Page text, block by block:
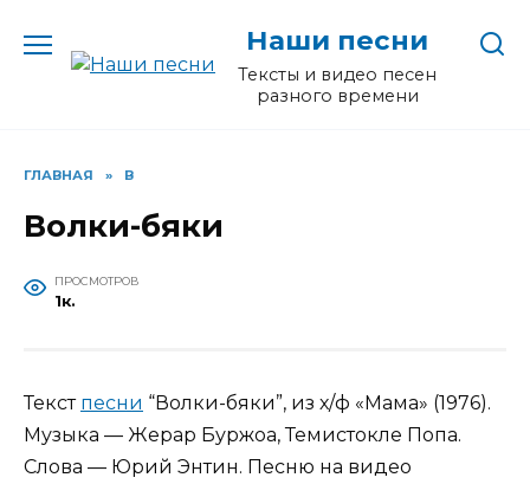
содержанию
Наши песни
Тексты и видео песен
разного времени
ГЛАВНАЯ » В
Волки-бяки
ПРОСМОТРОВ
1к.
Текст песни “Волки-бяки”, из х/ф «Мама» (1976).
Музыка — Жерар Буржоа, Темистокле Попа.
Слова — Юрий Энтин. Песню на видео